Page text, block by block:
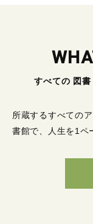
すべての 図書
所蔵するすべての
書館で、人生を1ペ